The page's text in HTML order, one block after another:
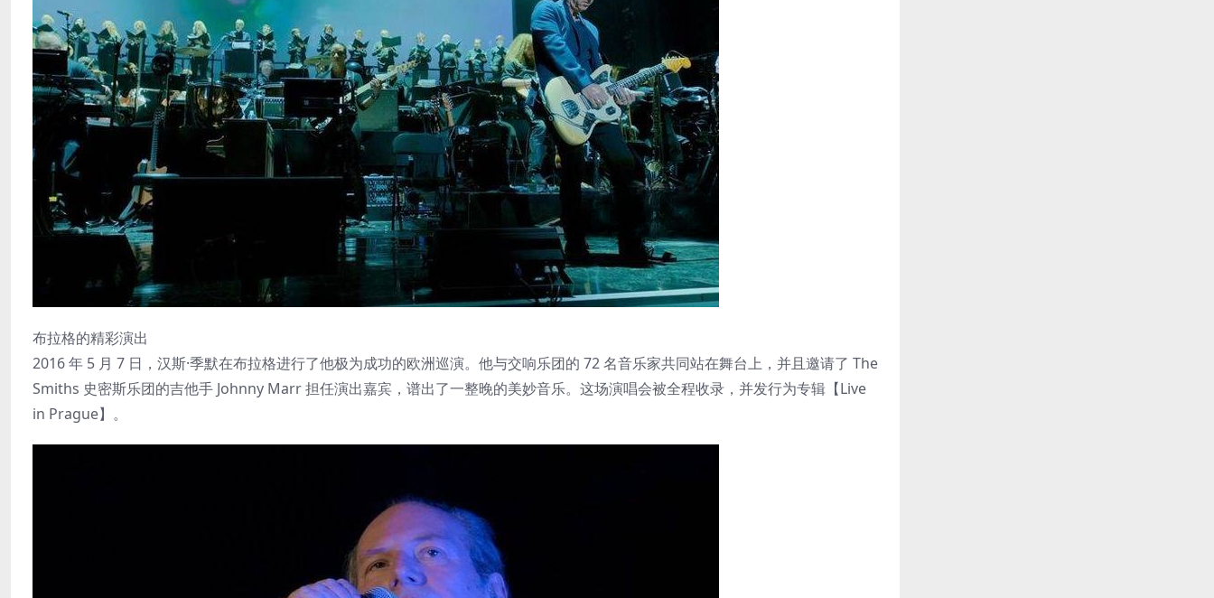
布拉格的精彩演出
2016 年 5 月 7 日，汉斯·季默在布拉格进行了他极为成功的欧洲巡演。他与交响乐团的 72 名音乐家共同站在舞台上，并且邀请了 The
Smiths 史密斯乐团的吉他手 Johnny Marr 担任演出嘉宾，谱出了一整晚的美妙音乐。这场演唱会被全程收录，并发行为专辑【Live
in Prague】。